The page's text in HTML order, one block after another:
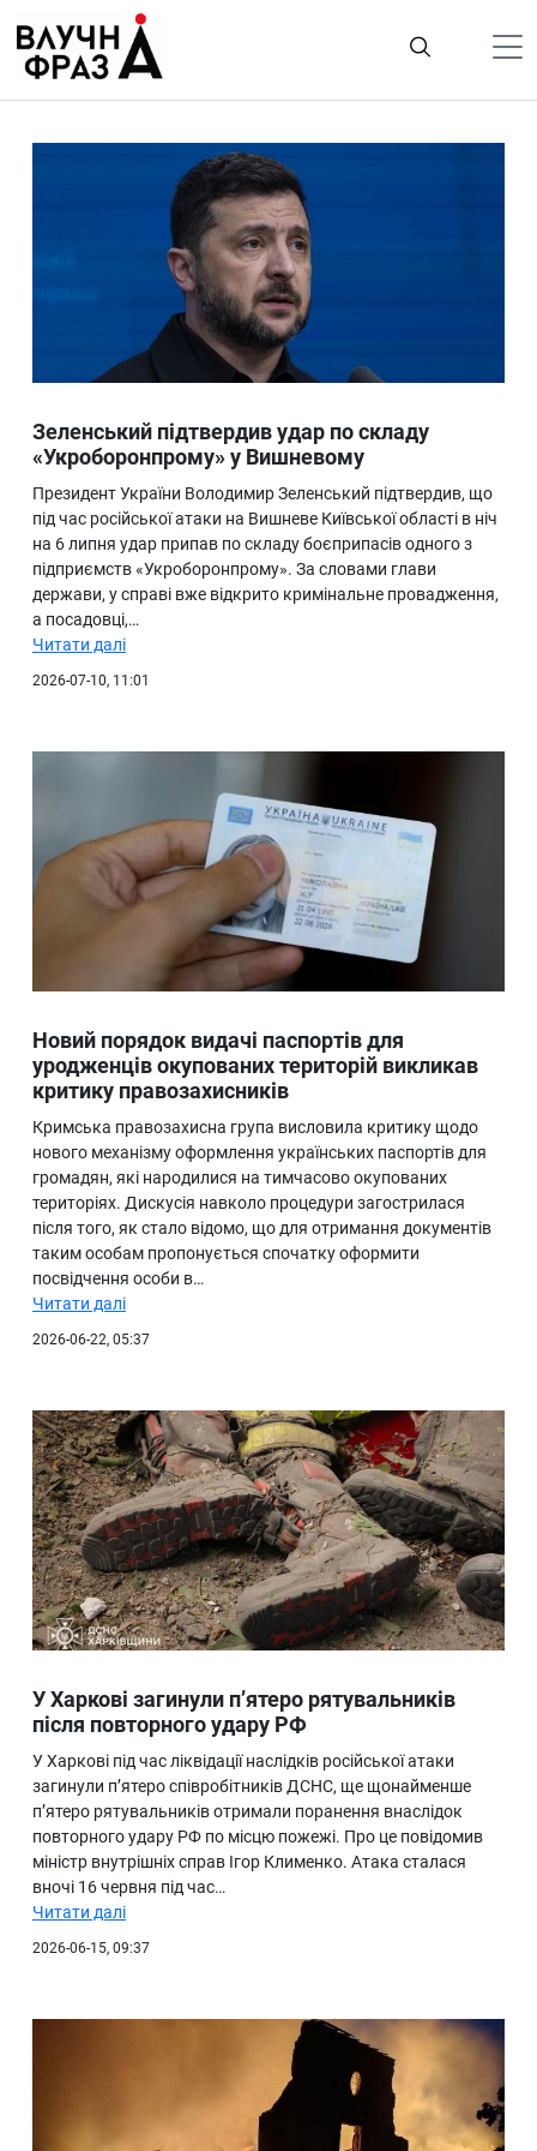
содержимому
ТехноНаука
Людина
Ukraine
Про нас
Зеленський підтвердив удар по складу
«Укроборонпрому» у Вишневому
Президент України Володимир Зеленський підтвердив, що
під час російської атаки на Вишневе Київської області в ніч
на 6 липня удар припав по складу боєприпасів одного з
підприємств «Укроборонпрому». За словами глави
держави, у справі вже відкрито кримінальне провадження,
а посадовці,…
Читати далі
2026-07-10, 11:01
Новий порядок видачі паспортів для
уродженців окупованих територій викликав
критику правозахисників
Кримська правозахисна група висловила критику щодо
нового механізму оформлення українських паспортів для
громадян, які народилися на тимчасово окупованих
територіях. Дискусія навколо процедури загострилася
після того, як стало відомо, що для отримання документів
таким особам пропонується спочатку оформити
посвідчення особи в…
Читати далі
2026-06-22, 05:37
У Харкові загинули п’ятеро рятувальників
після повторного удару РФ
У Харкові під час ліквідації наслідків російської атаки
загинули п’ятеро співробітників ДСНС, ще щонайменше
п’ятеро рятувальників отримали поранення внаслідок
повторного удару РФ по місцю пожежі. Про це повідомив
міністр внутрішніх справ Ігор Клименко. Атака сталася
вночі 16 червня під час…
Читати далі
2026-06-15, 09:37